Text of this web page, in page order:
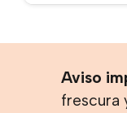
Aviso
frescura